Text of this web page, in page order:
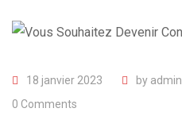
18 janvier 2023 by admin
0 Comments